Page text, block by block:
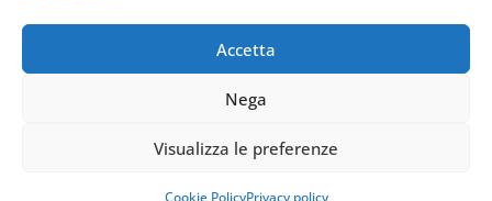
Accetta
Nega
Visualizza le preferenze
Cookie PolicyPrivacy policy